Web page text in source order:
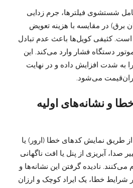
شستشوی فیلترها، جرم زدایی
برق) در مقایسه با هزینه تعویض
کثیفی کویل‌ها باعث عدم تبادل
دستگاه فشار وارد می‌کند. این
به شدت افزایش داده و در نهایت
می‌شود.
و نشانه‌های اولیه
طریق نمایش کدهای خطا (ارور) یا
صدا، آبریزی از پنل یا افت ناگهانی
می‌کنند. نادیده گرفتن این نشانه‌ها و
شرایط خطا، یک ایراد کوچک و ارزان